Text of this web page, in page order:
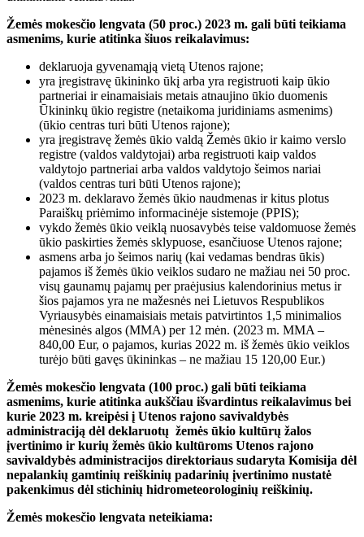
Žemės mokesčio lengvata (50 proc.) 2023 m. gali būti teikiama
asmenims, kurie atitinka šiuos reikalavimus:
deklaruoja gyvenamąją vietą Utenos rajone;
yra įregistravę ūkininko ūkį arba yra registruoti kaip ūkio
partneriai ir einamaisiais metais atnaujino ūkio duomenis
Ūkininkų ūkio registre (netaikoma juridiniams asmenims)
(ūkio centras turi būti Utenos rajone);
yra įregistravę žemės ūkio valdą Žemės ūkio ir kaimo verslo
registre (valdos valdytojai) arba registruoti kaip valdos
valdytojo partneriai arba valdos valdytojo šeimos nariai
(valdos centras turi būti Utenos rajone);
2023 m. deklaravo žemės ūkio naudmenas ir kitus plotus
Paraiškų priėmimo informacinėje sistemoje (PPIS);
vykdo žemės ūkio veiklą nuosavybės teise valdomuose žemės
ūkio paskirties žemės sklypuose, esančiuose Utenos rajone;
asmens arba jo šeimos narių (kai vedamas bendras ūkis)
pajamos iš žemės ūkio veiklos sudaro ne mažiau nei 50 proc.
visų gaunamų pajamų per praėjusius kalendorinius metus ir
šios pajamos yra ne mažesnės nei Lietuvos Respublikos
Vyriausybės einamaisiais metais patvirtintos 1,5 minimalios
mėnesinės algos (MMA) per 12 mėn. (2023 m. MMA –
840,00 Eur, o pajamos, kurias 2022 m. iš žemės ūkio veiklos
turėjo būti gavęs ūkininkas – ne mažiau 15 120,00 Eur.)
Žemės mokesčio lengvata (100 proc.) gali būti teikiama
asmenims, kurie atitinka aukščiau išvardintus reikalavimus bei
kurie 2023 m. kreipėsi į Utenos rajono savivaldybės
administraciją dėl deklaruotų žemės ūkio kultūrų žalos
įvertinimo ir kurių žemės ūkio kultūroms Utenos rajono
savivaldybės administracijos direktoriaus sudaryta Komisija dėl
nepalankių gamtinių reiškinių padarinių įvertinimo nustatė
pakenkimus dėl stichinių hidrometeorologinių reiškinių.
Žemės mokesčio lengvata neteikiama: